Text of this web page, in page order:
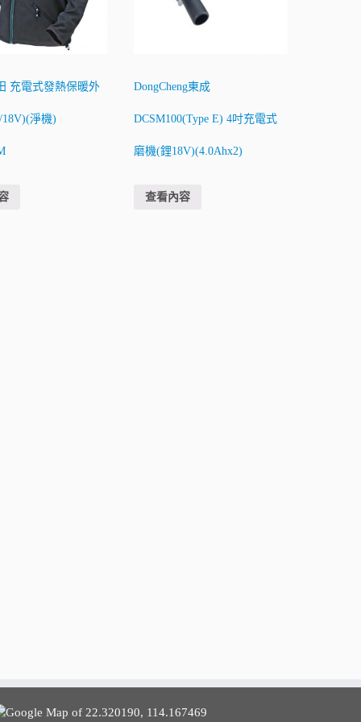
充電式發熱保暖外
淨機)
DongCheng東成
DCSM100(Type E) 4吋充電式
磨機(鋰18V)(4.0Ahx2)
查看內容